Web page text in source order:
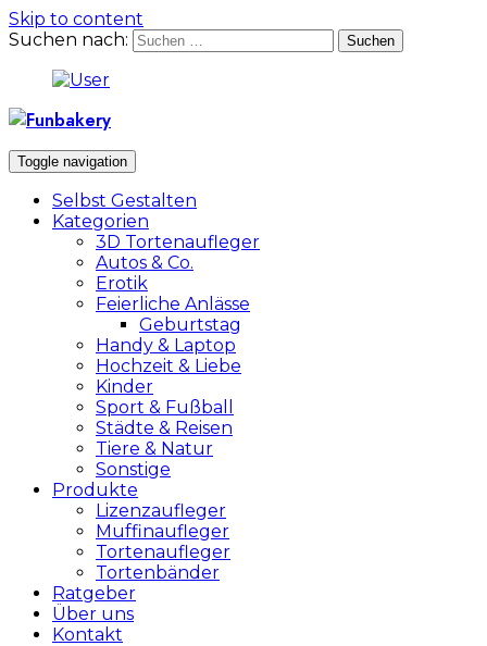
Skip to content
Suchen nach:
Toggle navigation
Selbst Gestalten
Kategorien
3D Tortenaufleger
Autos & Co.
Erotik
Feierliche Anlässe
Geburtstag
Handy & Laptop
Hochzeit & Liebe
Kinder
Sport & Fußball
Städte & Reisen
Tiere & Natur
Sonstige
Produkte
Lizenzaufleger
Muffinaufleger
Tortenaufleger
Tortenbänder
Ratgeber
Über uns
Kontakt